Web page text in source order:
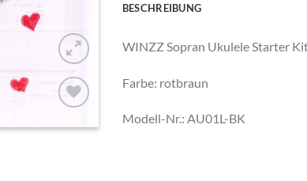
AUF MEINE
BESCHREIBUNG
WINZZ Sopran Ukulele Starter
Farbe: rotbraun
Modell-Nr.: AU01L-BK